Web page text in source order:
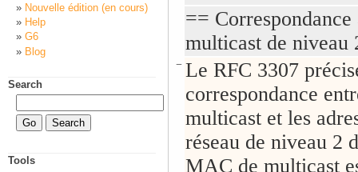
== Correspondance
multicast de niveau
− Le RFC 3307
correspondance
multicast et les
réseau de niveau 2
MAC de multicast
Nouvelle édition (en cours)
Help
G6
Blog
Search
Tools